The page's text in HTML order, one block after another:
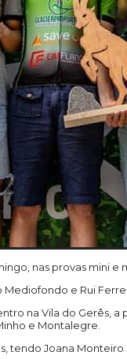
nas provas mini
e Rui
na Vila do Gerês,
e Montalegre.
tendo Joana